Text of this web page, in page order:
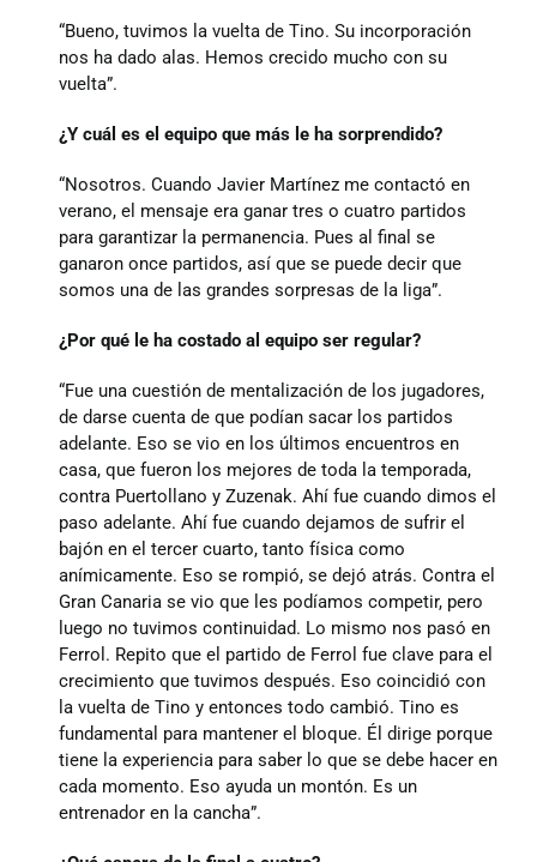
“Bueno, tuvimos la vuelta de Tino. Su incorporación
nos ha dado alas. Hemos crecido mucho con su
vuelta”.
¿Y cuál es el equipo que más le ha sorprendido?
“Nosotros. Cuando Javier Martínez me contactó en
verano, el mensaje era ganar tres o cuatro partidos
para garantizar la permanencia. Pues al final se
ganaron once partidos, así que se puede decir que
somos una de las grandes sorpresas de la liga”.
¿Por qué le ha costado al equipo ser regular?
“Fue una cuestión de mentalización de los jugadores,
de darse cuenta de que podían sacar los partidos
adelante. Eso se vio en los últimos encuentros en
casa, que fueron los mejores de toda la temporada,
contra Puertollano y Zuzenak. Ahí fue cuando dimos el
paso adelante. Ahí fue cuando dejamos de sufrir el
bajón en el tercer cuarto, tanto física como
anímicamente. Eso se rompió, se dejó atrás. Contra el
Gran Canaria se vio que les podíamos competir, pero
luego no tuvimos continuidad. Lo mismo nos pasó en
Ferrol. Repito que el partido de Ferrol fue clave para el
crecimiento que tuvimos después. Eso coincidió con
la vuelta de Tino y entonces todo cambió. Tino es
fundamental para mantener el bloque. Él dirige porque
tiene la experiencia para saber lo que se debe hacer en
cada momento. Eso ayuda un montón. Es un
entrenador en la cancha”.